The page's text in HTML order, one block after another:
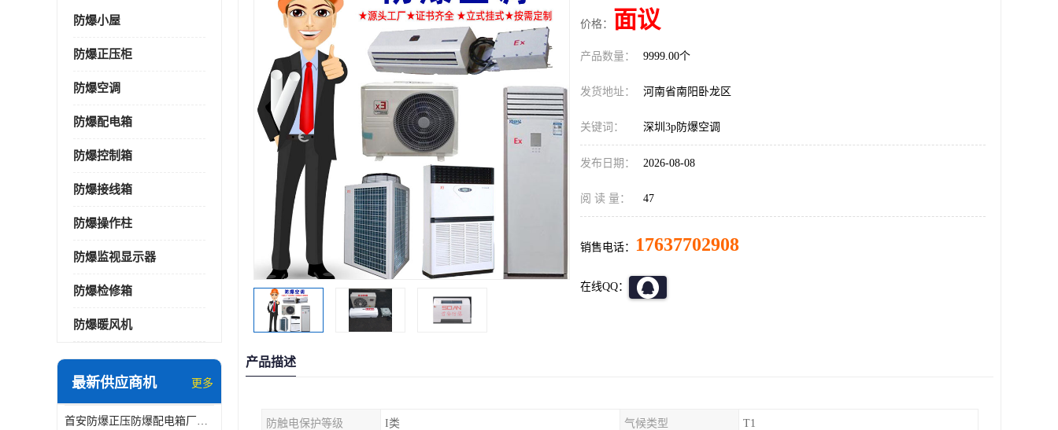
防爆小屋
防爆正压柜
防爆空调
防爆配电箱
防爆控制箱
防爆接线箱
防爆操作柱
防爆监视显示器
防爆检修箱
防爆暖风机
最新供应商机 更多
首安防爆正压防爆配电箱厂家直供
价格： 面议
产品数量： 9999.00个
发货地址： 河南省南阳卧龙区
关键词： 深圳3p防爆空调
发布日期： 2026-08-08
阅 读 量： 47
销售电话： 17637702908
在线QQ：
产品描述
防触电保护等级 I类 气候类型 T1